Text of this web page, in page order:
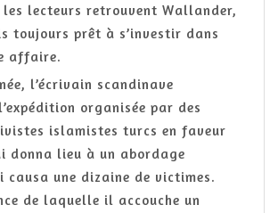
lecteurs retrouvent Wallander,
toujours prêt à s’investir dans
affaire.
l’écrivain scandinave
organisée par des
islamistes turcs en faveur
donna lieu à un abordage
causa une dizaine de victimes.
de laquelle il accouche un